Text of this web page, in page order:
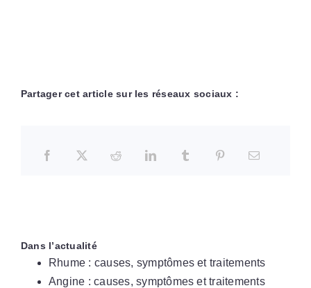
Partager cet article sur les réseaux sociaux :
Dans l’actualité
Rhume : causes, symptômes et traitements
Angine : causes, symptômes et traitements